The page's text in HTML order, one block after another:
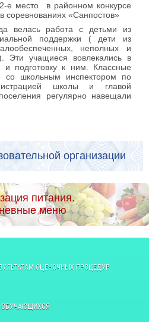
е место в районном конкурсе
соревнованиях «Санпостов»
велась работа с детьми из
поддержки ( дети из
неполных и
Эти учащиеся вовлекались в
и подготовку к ним. Классные
со школьным инспектором по
школы и главой
регулярно навещали
организации
питания.
меню
ОЦЕНОЧНЫХ ПРОЦЕДУР
ОБУЧАЮЩИХСЯ